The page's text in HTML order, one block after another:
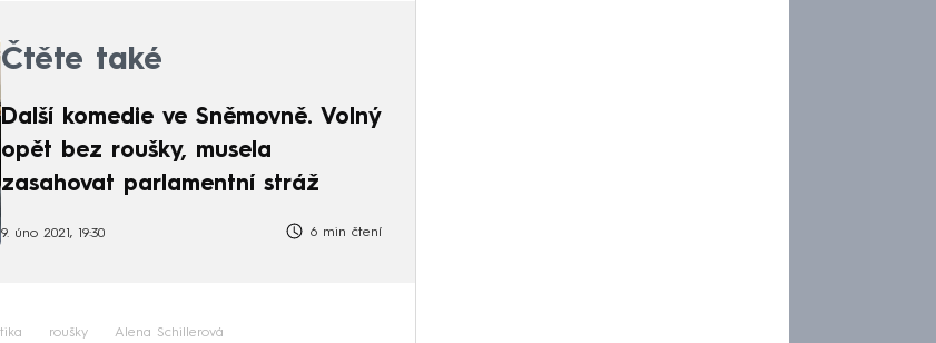
Čtěte také
Další komedie ve Sněmovně. Volný
opět bez roušky, musela
zasahovat parlamentní stráž
9. úno 2021, 19:30 6 min čtení
roušky Alena Schillerová